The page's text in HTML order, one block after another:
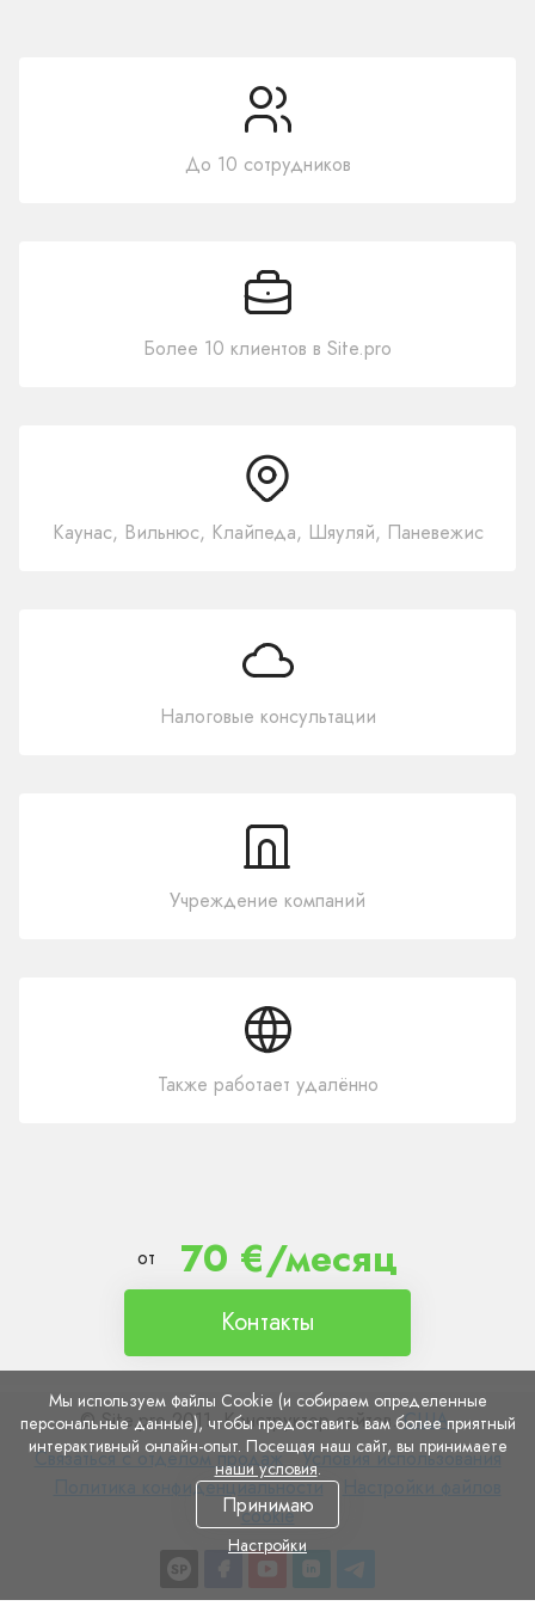
До 10 сотрудников
Более 10 клиентов в Site.pro
Каунас, Вильнюс, Клайпеда, Шяуляй, Паневежис
Налоговые консультации
Учреждение компаний
Также работает удалённо
от 70 €/месяц
Контакты
© Site.pro 2011. Конструктор сайтов.США.
Связаться
Связаться с отделом продаж
Условия
использования
Условия использования
конфиденциальности
Политика конфиденциальности
cookie
Мы используем файлы Cookie (и собираем определенные
персональные данные), чтобы предоставить вам более приятный
интерактивный онлайн-опыт. Посещая наш сайт, вы принимаете
наши условия.
Принимаю
Настройки